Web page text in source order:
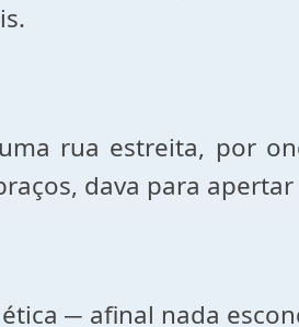
rua estreita, por
dava para
─ afinal nada